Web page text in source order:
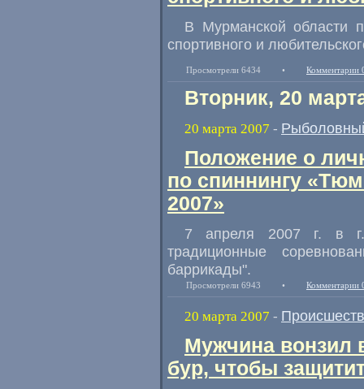
В Мурманской области
спортивного и
Просмотрели 6434 • Комментарии
Вторник, 20
20 марта 2007 -
Положение о
по спиннингу
2007»
7 апреля 2007 г. в
традиционные
баррикады".
Просмотрели 6943 • Комментарии
20 марта 2007 -
Мужчина вонзил
бур, чтобы